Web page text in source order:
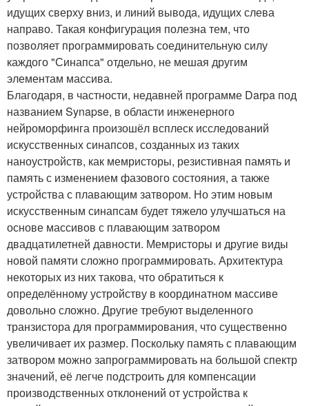
идущих сверху вниз, и линий вывода, идущих слева
направо. Такая конфигурация полезна тем, что
позволяет программировать соединительную силу
каждого "Синапса" отдельно, не мешая другим
элементам массива.
Благодаря, в частности, недавней программе Darpa под
названием Synapse, в области инженерного
нейроморфинга произошёл всплеск исследований
искусственных синапсов, созданных из таких
наноустройств, как мемристоры, резистивная память и
память с изменением фазового состояния, а также
устройства с плавающим затвором. Но этим новым
искусственным синапсам будет тяжело улучшаться на
основе массивов с плавающим затвором
двадцатилетней давности. Мемристоры и другие виды
новой памяти сложно программировать. Архитектура
некоторых из них такова, что обратиться к
определённому устройству в координатном массиве
довольно сложно. Другие требуют выделенного
транзистора для программирования, что существенно
увеличивает их размер. Поскольку память с плавающим
затвором можно запрограммировать на большой спектр
значений, её легче подстроить для компенсации
производственных отклонений от устройства к